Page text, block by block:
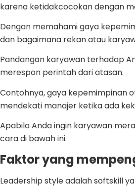
karena ketidakcocokan dengan
Dengan memahami gaya
dan bagaimana rekan atau
Pandangan karyawan terhadap
merespon perintah dari atasan.
Contohnya, gaya kepemimpinan
mendekati manajer ketika ada
Apabila Anda ingin karyawan
cara di bawah ini.
Faktor yang
Leadership style adalah softskill